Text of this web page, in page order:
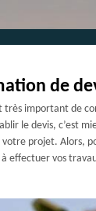
de
très important de
le devis, c’est
projet. Alors,
effectuer vos